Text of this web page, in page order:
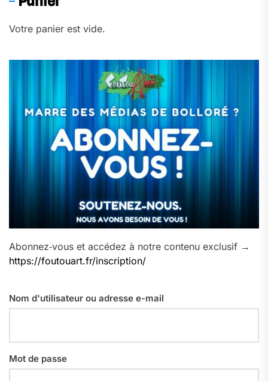
Votre panier est vide.
Abonnez‑vous et accédez à notre contenu exclusif →
https://foutouart.fr/inscription/
Nom d'utilisateur ou adresse e-mail
Mot de passe